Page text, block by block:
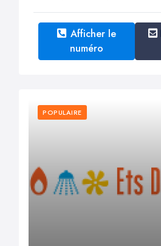
Afficher le
numéro
POPULAIRE